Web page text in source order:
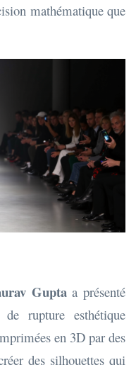
mathématique que
Guptaa présenté
rupture esthétique
en 3D par des
des silhouettes qui